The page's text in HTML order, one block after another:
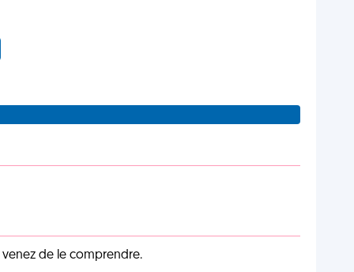
de le comprendre.